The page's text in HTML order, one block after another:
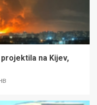
projektila na Kijev,